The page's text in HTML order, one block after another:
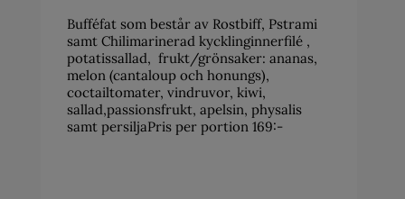
Bufféfat som består av Rostbiff, Pstrami
samt Chilimarinerad kycklinginnerfilé ,
potatissallad, frukt/grönsaker: ananas,
melon (cantaloup och honungs),
coctailtomater, vindruvor, kiwi,
sallad,passionsfrukt, apelsin, physalis
samt persiljaPris per portion 169:-